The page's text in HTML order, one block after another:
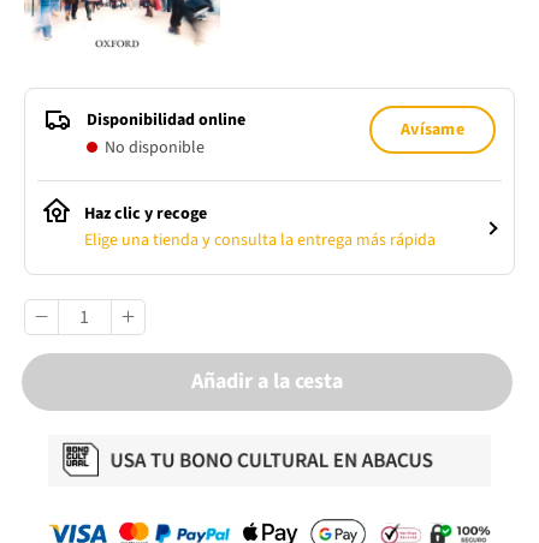
Disponibilidad online
No disponible
Avísame
Haz clic y recoge
Elige una tienda y consulta la entrega más rápida
Añadir a la cesta